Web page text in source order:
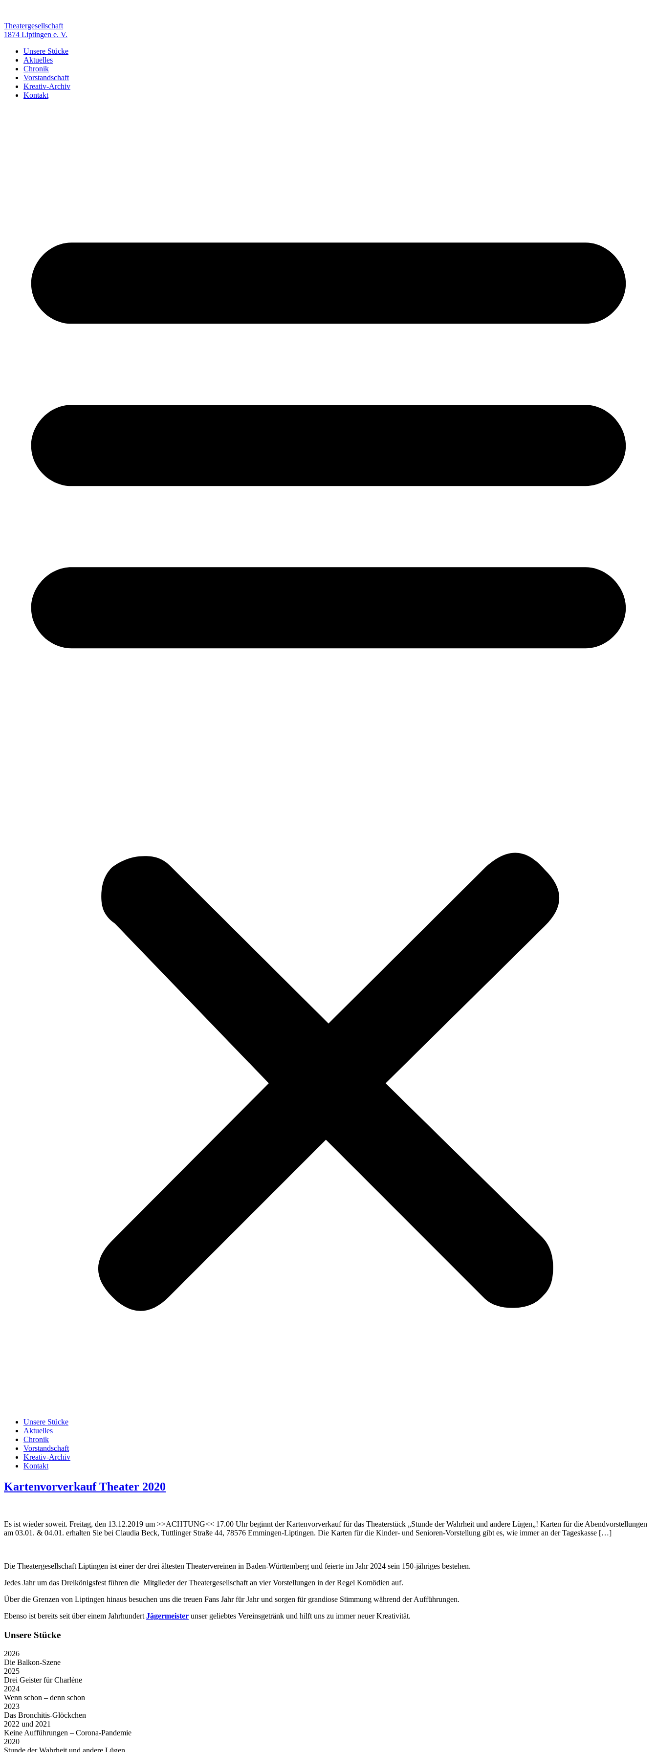
springen
Theatergesellschaft
1874 Liptingen e. V.
Unsere Stücke
Aktuelles
Chronik
Vorstandschaft
Kreativ-Archiv
Kontakt
Unsere Stücke
Aktuelles
Chronik
Vorstandschaft
Kreativ-Archiv
Kontakt
Kartenvorverkauf Theater 2020
Es ist wieder soweit. Freitag, den 13.12.2019 um >>ACHTUNG<< 17.00 Uhr beginnt der Kartenvorverkauf für das Theaterstück „Stunde der Wahrheit und andere Lügen„! Karten für die Abendvorstellungen
am 03.01. & 04.01. erhalten Sie bei Claudia Beck, Tuttlinger Straße 44, 78576 Emmingen-Liptingen. Die Karten für die Kinder- und Senioren-Vorstellung gibt es, wie immer an der Tageskasse […]
Die Theatergesellschaft Liptingen ist einer der drei ältesten Theatervereinen in Baden-Württemberg und feierte im Jahr 2024 sein 150-jähriges bestehen.
Jedes Jahr um das Dreikönigsfest führen die Mitglieder der Theatergesellschaft an vier Vorstellungen in der Regel Komödien auf.
Über die Grenzen von Liptingen hinaus besuchen uns die treuen Fans Jahr für Jahr und sorgen für grandiose Stimmung während der Aufführungen.
Ebenso ist bereits seit über einem Jahrhundert Jägermeister unser geliebtes Vereinsgetränk und hilft uns zu immer neuer Kreativität.
Unsere Stücke
2026
Die Balkon-Szene
2025
Drei Geister für Charlène
2024
Wenn schon – denn schon
2023
Das Bronchitis-Glöckchen
2022 und 2021
Keine Aufführungen – Corona-Pandemie
2020